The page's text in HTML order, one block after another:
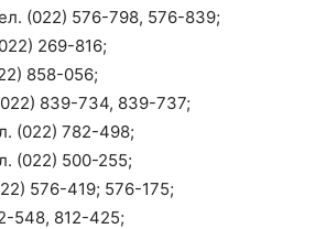
(022) 576-798, 576-839;
269-816;
858-056;
839-734, 839-737;
(022) 782-498;
(022) 500-255;
576-419; 576-175;
548, 812-425;